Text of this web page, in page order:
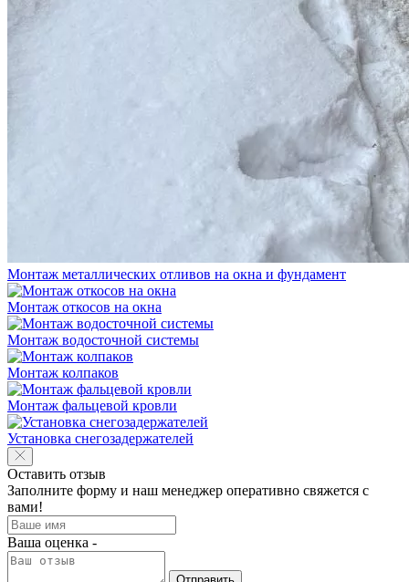
Монтаж металлических отливов на окна и фундамент
Монтаж откосов на окна
Монтаж водосточной системы
Монтаж колпаков
Монтаж фальцевой кровли
Установка снегозадержателей
Оставить отзыв
Заполните форму и наш менеджер оперативно свяжется с
вами!
Ваша оценка -